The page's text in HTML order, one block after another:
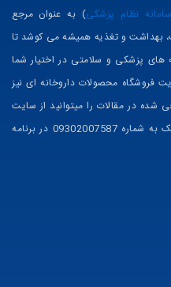
نظام پزشکی) به عنوان مرجع
بهداشت و تغذیه همیشه می کوشد تا
های پزشکی و سلامتی در اختیار شما
فروشگاه محصولات داروخانه ای نیز
در مقالات را میتوانید از سایت
و یا ارسال پیامک به شماره 09302007587 در برنامه